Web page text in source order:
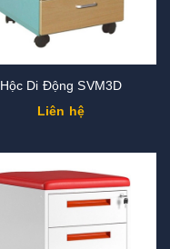
Hộc Di Động SVM3D
Liên hệ